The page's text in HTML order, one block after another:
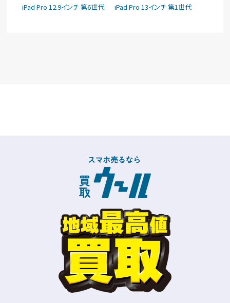
iPad Pro 12.9インチ 第6世代 iPad Pro 13インチ 第1世代